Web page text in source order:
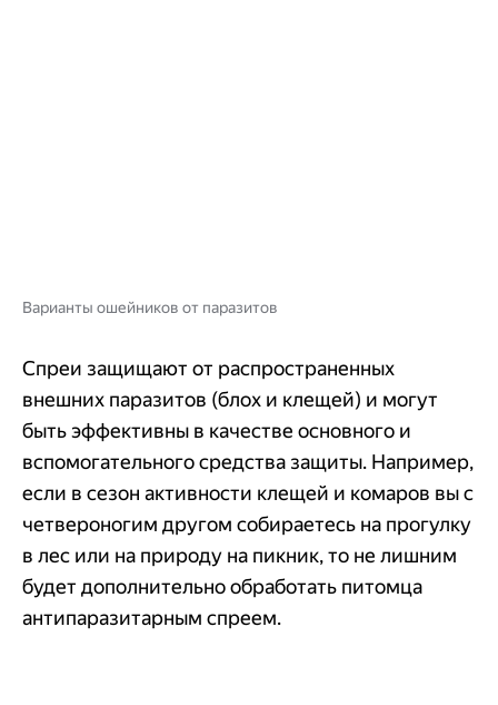
Варианты ошейников от паразитов
Спреи защищают от распространенных
внешних паразитов (блох и клещей) и могут
быть эффективны в качестве основного и
вспомогательного средства защиты. Например,
если в сезон активности клещей и комаров вы с
четвероногим другом собираетесь на прогулку
в лес или на природу на пикник, то не лишним
будет дополнительно обработать питомца
антипаразитарным спреем.